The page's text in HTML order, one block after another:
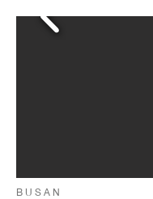
B U S A N